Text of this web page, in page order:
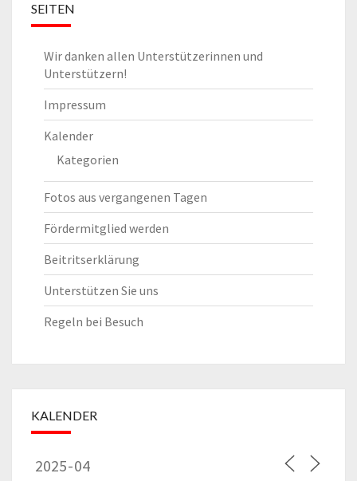
SEITEN
Wir danken allen Unterstützerinnen und
Unterstützern!
Impressum
Kalender
Kategorien
Fotos aus vergangenen Tagen
Fördermitglied werden
Beitritserklärung
Unterstützen Sie uns
Regeln bei Besuch
KALENDER